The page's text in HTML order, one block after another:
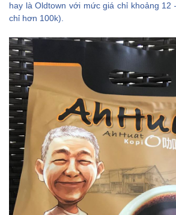
hay là Oldtown với mức giá chỉ khoảng 12
chỉ hơn 100k).